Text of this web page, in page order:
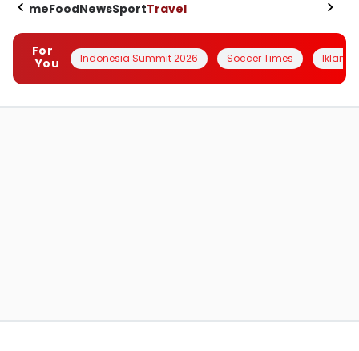
HomeFoodNewsSportTravel
For
You
Indonesia Summit 2026 Soccer Times Iklanin